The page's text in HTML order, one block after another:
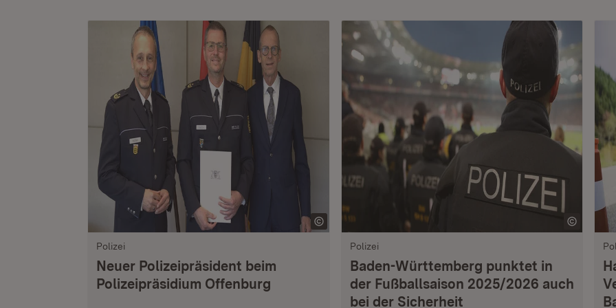
Polizei
Neuer Polizeipräsident beim
Polizeipräsidium Offenburg
Polizei
Baden-Württemberg punktet in
der Fußballsaison 2025/2026 auch
bei der Sicherheit